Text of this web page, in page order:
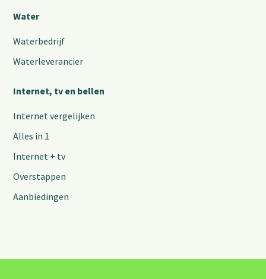
Water
Waterbedrijf
Waterleverancier
Internet, tv en bellen
Internet vergelijken
Alles in 1
Internet + tv
Overstappen
Aanbiedingen